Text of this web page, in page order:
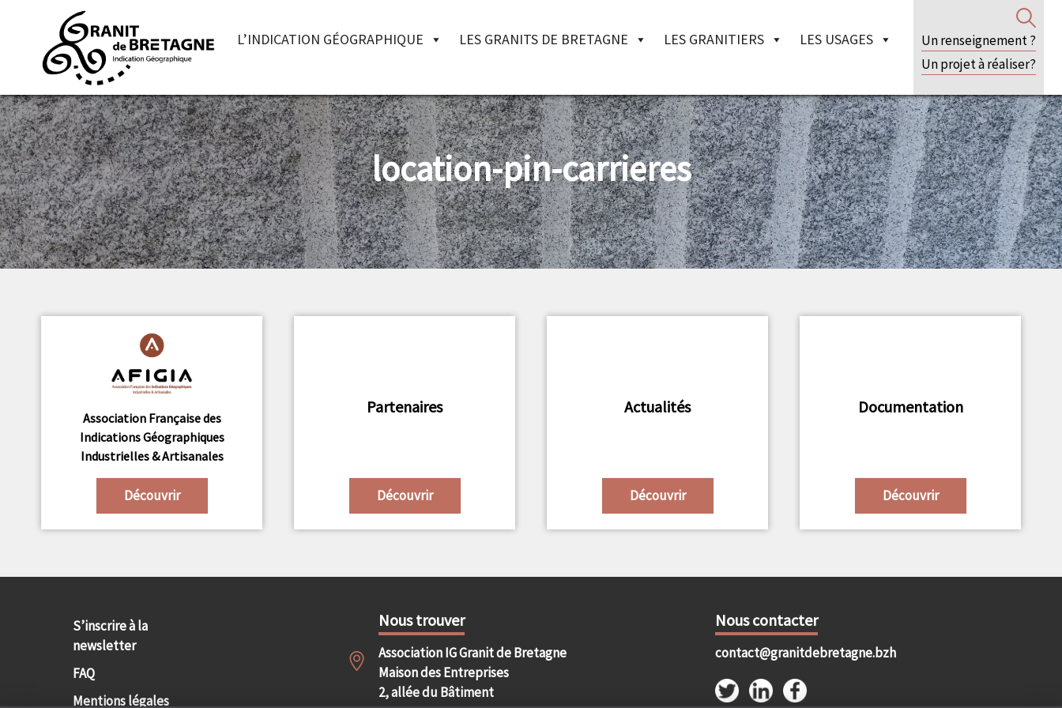
L’INDICATION GÉOGRAPHIQUE LES GRANITS DE BRETAGNE LES GRANITIERS LES USAGES
Un renseignement ?
Un projet à réaliser?
location-pin-carrieres
Association Française des
Indications Géographiques
Industrielles & Artisanales
Découvrir
Partenaires
Découvrir
Actualités
Découvrir
Documentation
Découvrir
S’inscrire à la
newsletter
FAQ
Mentions légales
Nous trouver
Association IG Granit de Bretagne
Maison des Entreprises
2, allée du Bâtiment
Nous contacter
contact@granitdebretagne.bzh